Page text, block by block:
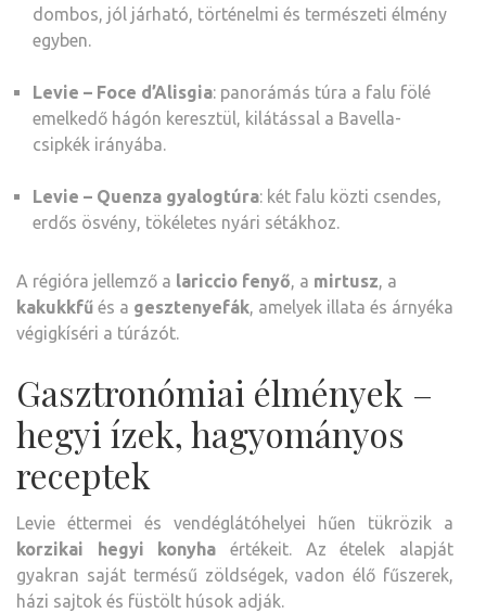
dombos, jól járható, történelmi és természeti élmény
egyben.
Levie – Foce d’Alisgia: panorámás túra a falu fölé
emelkedő hágón keresztül, kilátással a Bavella-
csipkék irányába.
Levie – Quenza gyalogtúra: két falu közti csendes,
erdős ösvény, tökéletes nyári sétákhoz.
A régióra jellemző a lariccio fenyő, a mirtusz, a
kakukkfű és a gesztenyefák, amelyek illata és árnyéka
végigkíséri a túrázót.
Gasztronómiai élmények –
hegyi ízek, hagyományos
receptek
Levie éttermei és vendéglátóhelyei hűen tükrözik a
korzikai hegyi konyha értékeit. Az ételek alapját
gyakran saját termésű zöldségek, vadon élő fűszerek,
házi sajtok és füstölt húsok adják.